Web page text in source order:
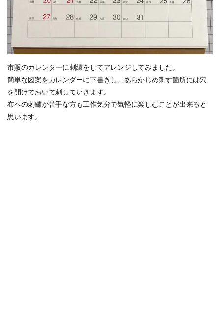
市販のカレンダーに刺繍をしてアレンジしてみました。
簡単な図案をカレンダーに下書きし、あらかじめ刺す箇所には穴
を開けておいて刺していきます。
布への刺繍が苦手な方も工作気分で気軽に楽しむことが出来ると
思います。